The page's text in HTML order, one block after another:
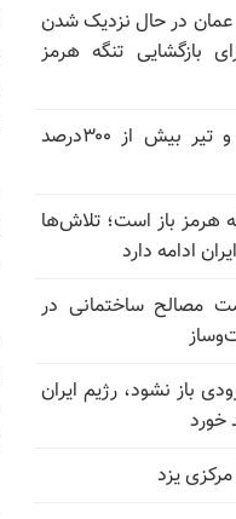
عمان در حال نزدیک شدن
بازگشایی تنگه هرمز
قبض آب و برق خرداد و تیر بیش از ۳۰۰درصد
هرمز باز است؛ تلاش‌ها
ادامه دارد
قیمت مصالح ساختمانی در
باز نشود، رژیم ایران
خورد
مرکزی یزد